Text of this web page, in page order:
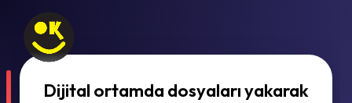
Dijital ortamda dosyaları yakarak